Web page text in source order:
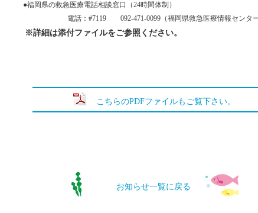
●福岡県の救急医療電話相談窓口（24時間体制）
電話： #7119 092-471-0099 （福岡県救急医療情報センター
※詳細は添付ファイルをご参照ください。
こちらのPDFファイルもご覧下さい。
お知らせ一覧に戻る